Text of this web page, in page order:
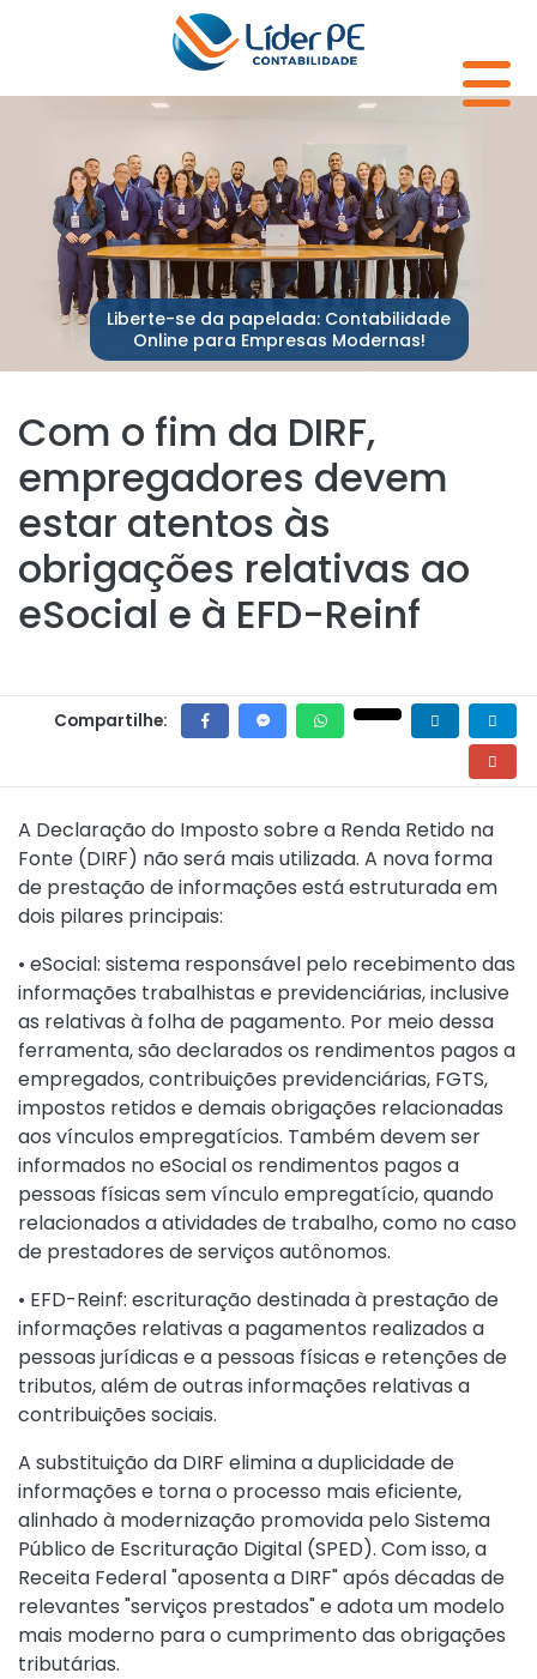
Liberte-se da papelada: Contabilidade
Online para Empresas Modernas!
Com o fim da DIRF,
empregadores devem
estar atentos às
obrigações relativas ao
eSocial e à EFD-Reinf
Compartilhe:
A Declaração do Imposto sobre a Renda Retido na
Fonte (DIRF) não será mais utilizada. A nova forma
de prestação de informações está estruturada em
dois pilares principais:
• eSocial: sistema responsável pelo recebimento das
informações trabalhistas e previdenciárias, inclusive
as relativas à folha de pagamento. Por meio dessa
ferramenta, são declarados os rendimentos pagos a
empregados, contribuições previdenciárias, FGTS,
impostos retidos e demais obrigações relacionadas
aos vínculos empregatícios. Também devem ser
informados no eSocial os rendimentos pagos a
pessoas físicas sem vínculo empregatício, quando
relacionados a atividades de trabalho, como no caso
de prestadores de serviços autônomos.
• EFD-Reinf: escrituração destinada à prestação de
informações relativas a pagamentos realizados a
pessoas jurídicas e a pessoas físicas e retenções de
tributos, além de outras informações relativas a
contribuições sociais.
A substituição da DIRF elimina a duplicidade de
informações e torna o processo mais eficiente,
alinhado à modernização promovida pelo Sistema
Público de Escrituração Digital (SPED). Com isso, a
Receita Federal "aposenta a DIRF" após décadas de
relevantes "serviços prestados" e adota um modelo
mais moderno para o cumprimento das obrigações
tributárias.